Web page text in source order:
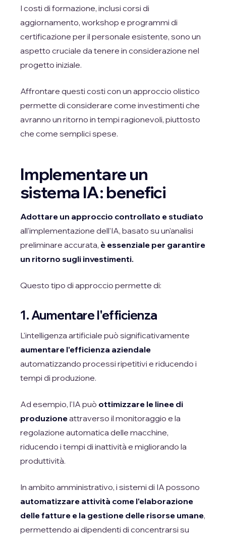
I costi di formazione, inclusi corsi di
aggiornamento, workshop e programmi di
certificazione per il personale esistente, sono un
aspetto cruciale da tenere in considerazione nel
progetto iniziale.
Affrontare questi costi con un approccio olistico
permette di considerare come investimenti che
avranno un ritorno in tempi ragionevoli, piuttosto
che come semplici spese.
Implementare un
sistema IA: benefici
Adottare un approccio controllato e studiato
all'implementazione dell'IA, basato su un'analisi
preliminare accurata, è essenziale per garantire
un ritorno sugli investimenti.
Questo tipo di approccio permette di:
1. Aumentare l'efficienza
L'intelligenza artificiale può significativamente
aumentare l'efficienza aziendale
automatizzando processi ripetitivi e riducendo i
tempi di produzione.
Ad esempio, l'IA può ottimizzare le linee di
produzioneattraverso il monitoraggio e la
regolazione automatica delle macchine,
riducendo i tempi di inattività e migliorando la
produttività.
In ambito amministrativo, i sistemi di IA possono
automatizzare attività come l'elaborazione
delle fatture e la gestione delle risorse umane,
permettendo ai dipendenti di concentrarsi su